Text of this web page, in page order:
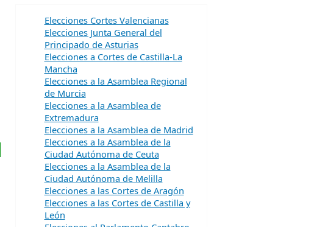
Elecciones Cortes Valencianas
Elecciones Junta General del
Principado de Asturias
Elecciones a Cortes de Castilla-La
Mancha
Elecciones a la Asamblea Regional
de Murcia
Elecciones a la Asamblea de
Extremadura
Elecciones a la Asamblea de Madrid
Elecciones a la Asamblea de la
Ciudad Autónoma de Ceuta
Elecciones a la Asamblea de la
Ciudad Autónoma de Melilla
Elecciones a las Cortes de Aragón
Elecciones a las Cortes de Castilla y
León